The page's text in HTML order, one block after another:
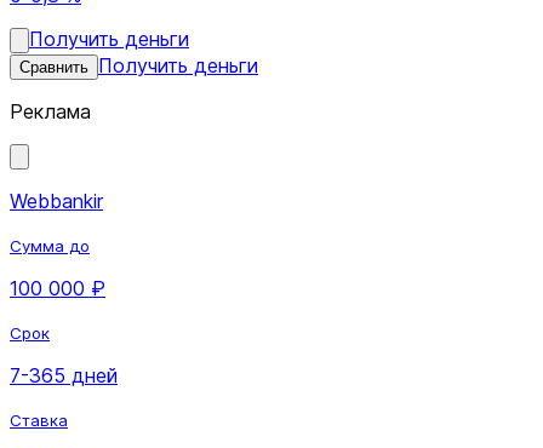
Получить деньги
Сравнить Получить деньги
Реклама
Webbankir
Сумма до
100 000 ₽
Срок
7-365 дней
Ставка